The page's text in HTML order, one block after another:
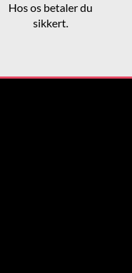
Hos os betaler du
sikkert.